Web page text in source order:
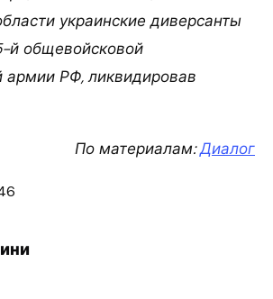
украинские диверсанты
й общевойсковой
армии РФ, ликвидировав
По материалам:Диалог